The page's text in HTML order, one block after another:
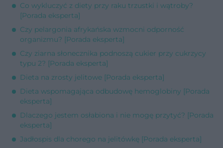
Co wykluczyć z diety przy raku trzustki i wątroby?
[Porada eksperta]
Czy pelargonia afrykańska wzmocni odporność
organizmu? [Porada eksperta]
Czy ziarna słonecznika podnoszą cukier przy cukrzycy
typu 2? [Porada eksperta]
Dieta na zrosty jelitowe [Porada eksperta]
Dieta wspomagająca odbudowę hemoglobiny [Porada
eksperta]
Dlaczego jestem osłabiona i nie mogę przytyć? [Porada
eksperta]
Jadłospis dla chorego na jelitówkę [Porada eksperta]